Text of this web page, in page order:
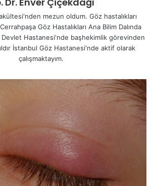
mezun oldum. Göz hastalıkları
Göz Hastalıkları Ana Bilim Dalında
Devlet Hastanesi'nde başhekimlik görevinden
İstanbul Göz Hastanesi'nde aktif olarak
çalışmaktayım.